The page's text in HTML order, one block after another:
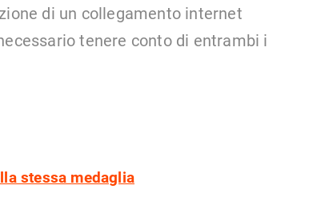
di un collegamento internet
tenere conto di entrambi i
stessa medaglia